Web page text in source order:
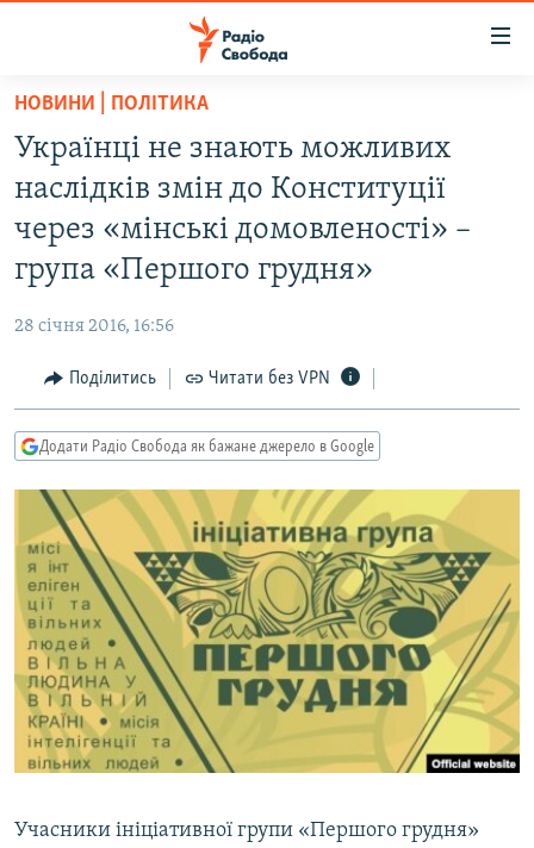
Перейти
основного
матеріалу
основної
Перейти
пошуку
ВСЕ ЗА ДОБУ
КУЛЬТУРА
СПОРТ
СВІТ
ДОНБАС.РЕАЛІЇ
КРИМ.РЕАЛІЇ
ТИ ЯК?
ПРИАЗОВ’Я
КИТАЙ.ВИКЛИКИ
МУЛЬТИМЕДІА
ФОТО
СПЕЦПРОЄКТИ
ПОДКАСТИ
РУС
НОВИНИ | ПОЛІТИКА
Українці не знають можливих
наслідків змін до Конституції
через «мінські домовленості» –
група «Першого грудня»
28 січня 2016, 16:56
Поділитись Читати без VPN
Додати Радіо Свобода як бажане джерело в Google
Учасники ініціативної групи «Першого грудня»